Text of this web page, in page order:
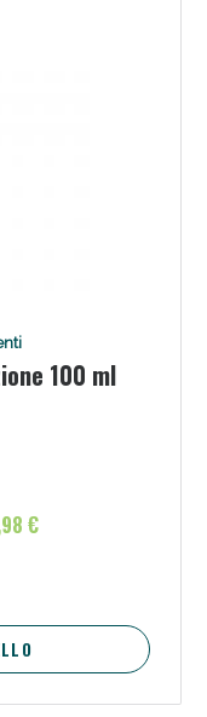
100 ml
€